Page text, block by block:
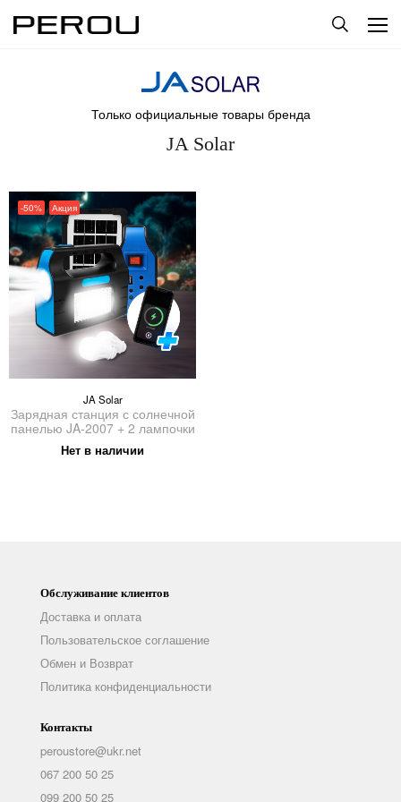
Только официальные товары бренда
JA Solar
-50% Акция
JA Solar
Зарядная станция с солнечной
панелью JA-2007 + 2 лампочки
Нет в наличии
Обслуживание клиентов
Доставка и оплата
Пользовательское соглашение
Обмен и Возврат
Политика конфиденциальности
Контакты
peroustore@ukr.net
067 200 50 25
099 200 50 25